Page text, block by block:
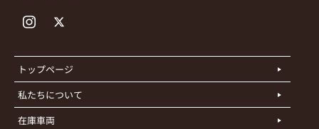
トップページ
私たちについて
在庫車両